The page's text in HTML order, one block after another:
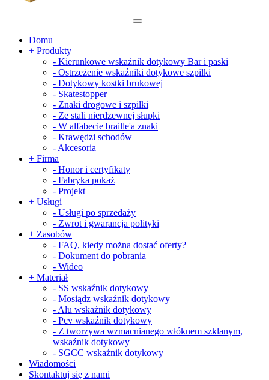
Domu
+ Produkty
- Kierunkowe wskaźnik dotykowy Bar i paski
- Ostrzeżenie wskaźniki dotykowe szpilki
- Dotykowy kostki brukowej
- Skatestopper
- Znaki drogowe i szpilki
- Ze stali nierdzewnej słupki
- W alfabecie braille'a znaki
- Krawędzi schodów
- Akcesoria
+ Firma
- Honor i certyfikaty
- Fabryka pokaż
- Projekt
+ Usługi
- Usługi po sprzedaży
- Zwrot i gwarancja polityki
+ Zasobów
- FAQ, kiedy można dostać oferty?
- Dokument do pobrania
- Wideo
+ Materiał
- SS wskaźnik dotykowy
- Mosiądz wskaźnik dotykowy
- Alu wskaźnik dotykowy
- Pcv wskaźnik dotykowy
- Z tworzywa wzmacnianego włóknem szklanym,
wskaźnik dotykowy
- SGCC wskaźnik dotykowy
Wiadomości
Skontaktuj się z nami